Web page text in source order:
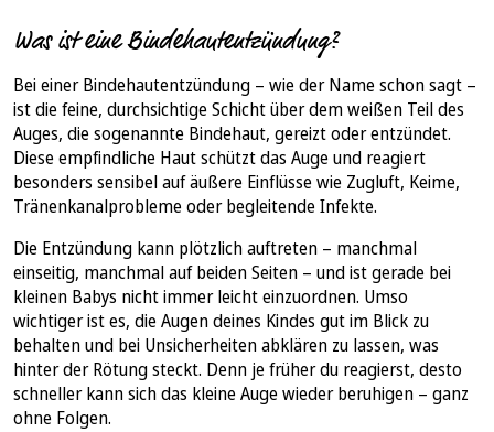
Was ist eine Bindehautentzündung?
Bei einer Bindehautentzündung – wie der Name schon sagt –
ist die feine, durchsichtige Schicht über dem weißen Teil des
Auges, die sogenannte Bindehaut, gereizt oder entzündet.
Diese empfindliche Haut schützt das Auge und reagiert
besonders sensibel auf äußere Einflüsse wie Zugluft, Keime,
Tränenkanalprobleme oder begleitende Infekte.
Die Entzündung kann plötzlich auftreten – manchmal
einseitig, manchmal auf beiden Seiten – und ist gerade bei
kleinen Babys nicht immer leicht einzuordnen. Umso
wichtiger ist es, die Augen deines Kindes gut im Blick zu
behalten und bei Unsicherheiten abklären zu lassen, was
hinter der Rötung steckt. Denn je früher du reagierst, desto
schneller kann sich das kleine Auge wieder beruhigen – ganz
ohne Folgen.